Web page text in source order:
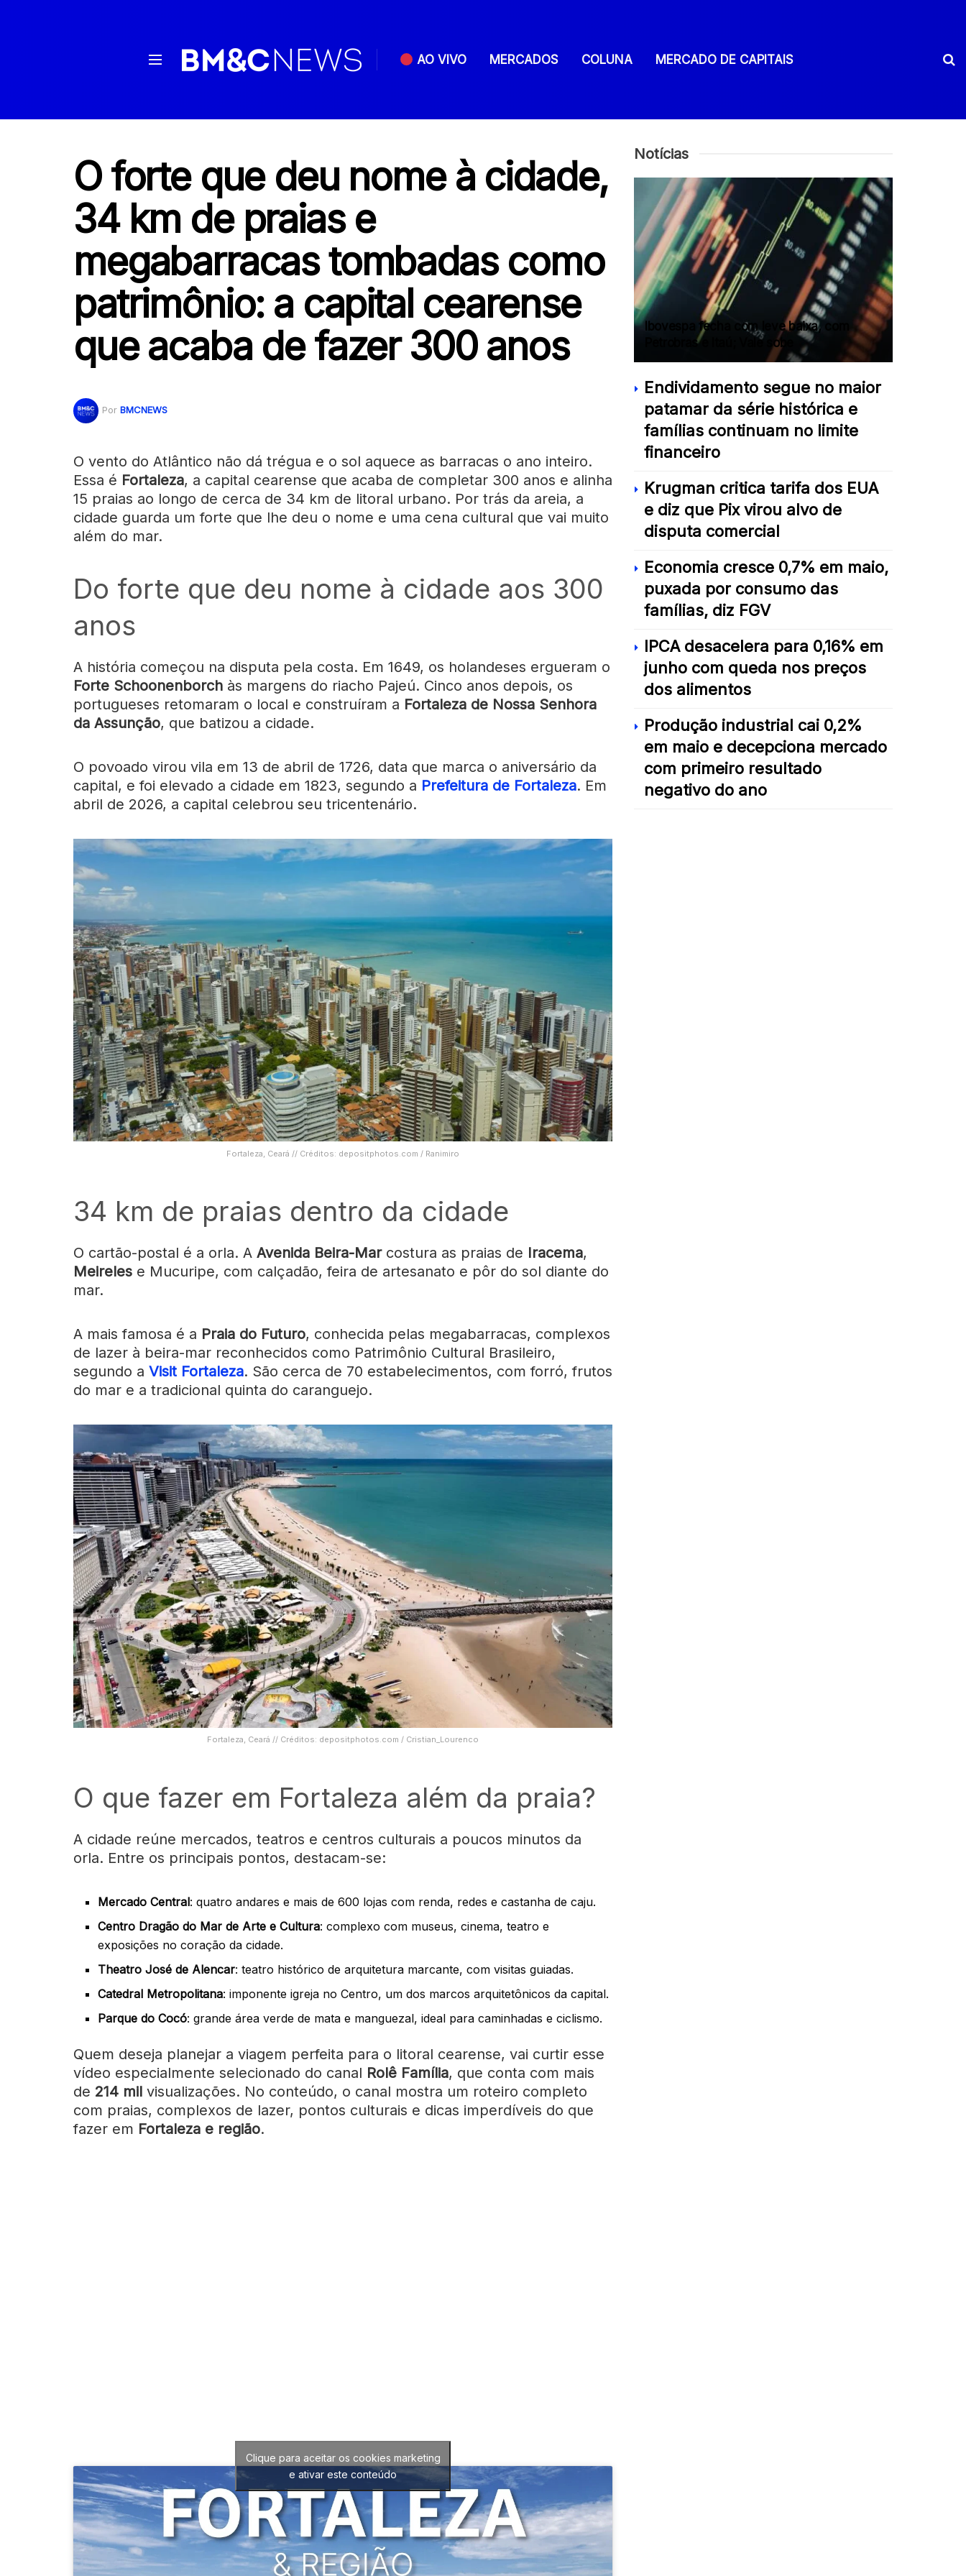
AO VIVO MERCADOS COLUNA MERCADO DE CAPITAIS
O forte que deu nome à cidade,
34 km de praias e
megabarracas tombadas como
patrimônio: a capital cearense
que acaba de fazer 300 anos
Por BMCNEWS
O vento do Atlântico não dá trégua e o sol aquece as barracas o ano inteiro.
Essa é Fortaleza, a capital cearense que acaba de completar 300 anos e alinha
15 praias ao longo de cerca de 34 km de litoral urbano. Por trás da areia, a
cidade guarda um forte que lhe deu o nome e uma cena cultural que vai muito
além do mar.
Do forte que deu nome à cidade aos 300
anos
A história começou na disputa pela costa. Em 1649, os holandeses ergueram o
Forte Schoonenborch às margens do riacho Pajeú. Cinco anos depois, os
portugueses retomaram o local e construíram a Fortaleza de Nossa Senhora
da Assunção, que batizou a cidade.
O povoado virou vila em 13 de abril de 1726, data que marca o aniversário da
capital, e foi elevado a cidade em 1823, segundo a Prefeitura de Fortaleza. Em
abril de 2026, a capital celebrou seu tricentenário.
Fortaleza, Ceará // Créditos: depositphotos.com / Ranimiro
34 km de praias dentro da cidade
O cartão-postal é a orla. A Avenida Beira-Marcostura as praias de Iracema,
Meireles e Mucuripe, com calçadão, feira de artesanato e pôr do sol diante do
mar.
A mais famosa é a Praia do Futuro, conhecida pelas megabarracas, complexos
de lazer à beira-mar reconhecidos como Patrimônio Cultural Brasileiro,
segundo a Visit Fortaleza. São cerca de 70 estabelecimentos, com forró, frutos
do mar e a tradicional quinta do caranguejo.
Fortaleza, Ceará // Créditos: depositphotos.com / Cristian_Lourenco
O que fazer em Fortaleza além da praia?
A cidade reúne mercados, teatros e centros culturais a poucos minutos da
orla. Entre os principais pontos, destacam-se:
Mercado Central: quatro andares e mais de 600 lojas com renda, redes e castanha de caju.
Centro Dragão do Mar de Arte e Cultura: complexo com museus, cinema, teatro e
exposições no coração da cidade.
Theatro José de Alencar: teatro histórico de arquitetura marcante, com visitas guiadas.
Catedral Metropolitana: imponente igreja no Centro, um dos marcos arquitetônicos da capital.
Parque do Cocó: grande área verde de mata e manguezal, ideal para caminhadas e ciclismo.
Quem deseja planejar a viagem perfeita para o litoral cearense, vai curtir esse
vídeo especialmente selecionado do canal Rolê Família, que conta com mais
de 214 mil visualizações. No conteúdo, o canal mostra um roteiro completo
com praias, complexos de lazer, pontos culturais e dicas imperdíveis do que
fazer em Fortaleza e região.
Clique para aceitar os cookies marketing
e ativar este conteúdo
Notícias
Ibovespa fecha com leve baixa, com
Petrobras e Itaú; Vale sobe
Endividamento segue no maior
patamar da série histórica e
famílias continuam no limite
financeiro
Krugman critica tarifa dos EUA
e diz que Pix virou alvo de
disputa comercial
Economia cresce 0,7% em maio,
puxada por consumo das
famílias, diz FGV
IPCA desacelera para 0,16% em
junho com queda nos preços
dos alimentos
Produção industrial cai 0,2%
em maio e decepciona mercado
com primeiro resultado
negativo do ano